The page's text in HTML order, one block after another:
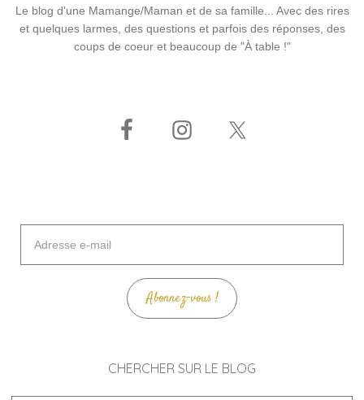
Le blog d'une Mamange/Maman et de sa famille... Avec des rires
et quelques larmes, des questions et parfois des réponses, des
coups de coeur et beaucoup de "À table !"
mail
Abonnez-vous !
CHERCHER SUR LE BLOG